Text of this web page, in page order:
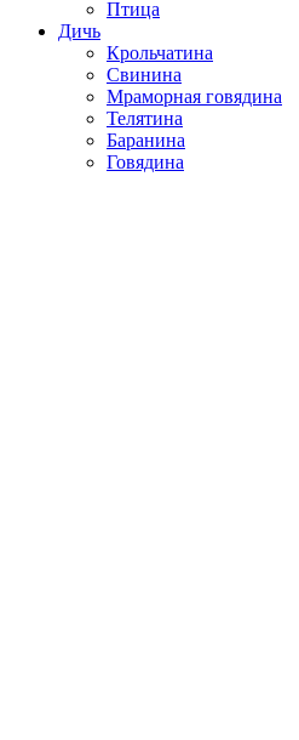
Птица
Дичь
Крольчатина
Свинина
Мраморная говядина
Телятина
Баранина
Говядина